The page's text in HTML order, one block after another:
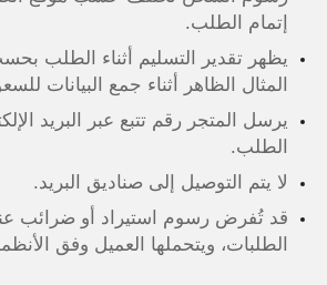
إتمام الطلب.
يظهر تقدير التسليم أثناء الطلب
المثال الظاهر أثناء جمع البيانات للسعودية
يرسل المتجر رقم تتبع عبر البريد
الطلب.
لا يتم التوصيل إلى صناديق البريد.
قد تُفرض رسوم استيراد أو ضرائب
الطلبات، ويتحملها العميل وفق